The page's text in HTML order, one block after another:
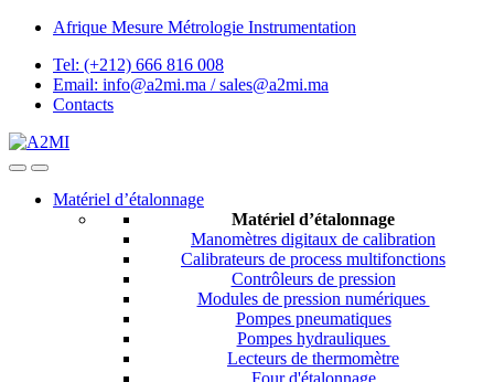
Skip
navigation
Skip
content
Afrique Mesure Métrologie Instrumentation
Tel: (+212) 666 816 008
Email: info@a2mi.ma / sales@a2mi.ma
Contacts
Matériel d’étalonnage
Matériel d’étalonnage
Manomètres digitaux de calibration
Calibrateurs de process multifonctions
Contrôleurs de pression
Modules de pression numériques
Pompes pneumatiques
Pompes hydrauliques
Lecteurs de thermomètre
Four d'étalonnage